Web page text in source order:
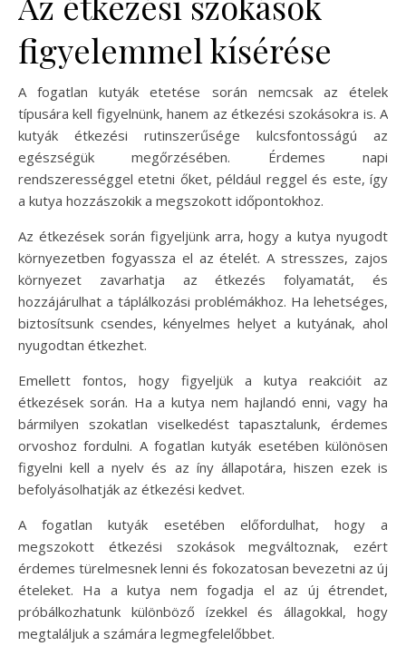
figyelemmel kísérése
A fogatlan kutyák etetése során nemcsak az ételek
típusára kell figyelnünk, hanem az étkezési szokásokra is. A
kutyák étkezési rutinszerűsége kulcsfontosságú az
egészségük megőrzésében. Érdemes napi
rendszerességgel etetni őket, például reggel és este, így
a kutya hozzászokik a megszokott időpontokhoz.
Az étkezések során figyeljünk arra, hogy a kutya nyugodt
környezetben fogyassza el az ételét. A stresszes, zajos
környezet zavarhatja az étkezés folyamatát, és
hozzájárulhat a táplálkozási problémákhoz. Ha lehetséges,
biztosítsunk csendes, kényelmes helyet a kutyának, ahol
nyugodtan étkezhet.
Emellett fontos, hogy figyeljük a kutya reakcióit az
étkezések során. Ha a kutya nem hajlandó enni, vagy ha
bármilyen szokatlan viselkedést tapasztalunk, érdemes
orvoshoz fordulni. A fogatlan kutyák esetében különösen
figyelni kell a nyelv és az íny állapotára, hiszen ezek is
befolyásolhatják az étkezési kedvet.
A fogatlan kutyák esetében előfordulhat, hogy a
megszokott étkezési szokások megváltoznak, ezért
érdemes türelmesnek lenni és fokozatosan bevezetni az új
ételeket. Ha a kutya nem fogadja el az új étrendet,
próbálkozhatunk különböző ízekkel és állagokkal, hogy
megtaláljuk a számára legmegfelelőbbet.